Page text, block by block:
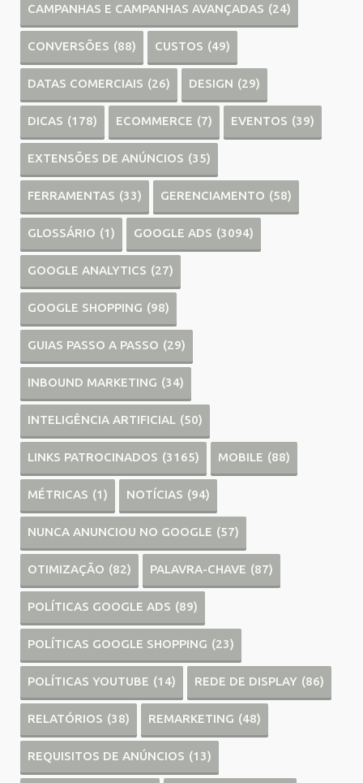
CAMPANHAS E CAMPANHAS AVANÇADAS (24)
CONVERSÕES (88) CUSTOS (49)
DATAS COMERCIAIS (26) DESIGN (29)
DICAS (178) ECOMMERCE (7) EVENTOS (39)
EXTENSÕES DE ANÚNCIOS (35)
FERRAMENTAS (33) GERENCIAMENTO (58)
GLOSSÁRIO (1) GOOGLE ADS (3094)
GOOGLE ANALYTICS (27)
GOOGLE SHOPPING (98)
GUIAS PASSO A PASSO (29)
INBOUND MARKETING (34)
INTELIGÊNCIA ARTIFICIAL (50)
LINKS PATROCINADOS (3165) MOBILE (88)
MÉTRICAS (1) NOTÍCIAS (94)
NUNCA ANUNCIOU NO GOOGLE (57)
OTIMIZAÇÃO (82) PALAVRA-CHAVE (87)
POLÍTICAS GOOGLE ADS (89)
POLÍTICAS GOOGLE SHOPPING (23)
POLÍTICAS YOUTUBE (14) REDE DE DISPLAY (86)
RELATÓRIOS (38) REMARKETING (48)
REQUISITOS DE ANÚNCIOS (13)